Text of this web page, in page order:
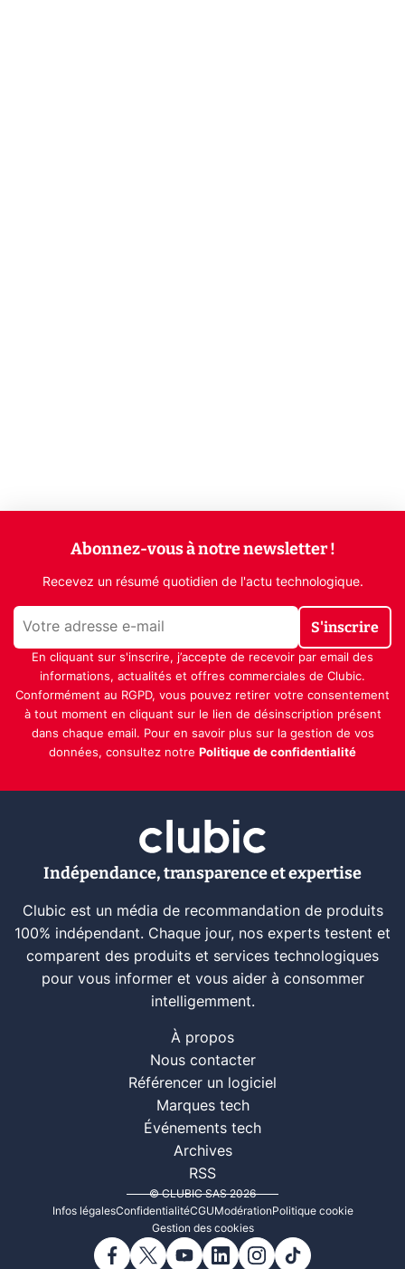
Abonnez-vous à notre newsletter !
Recevez un résumé quotidien de l'actu technologique.
S'inscrire
En cliquant sur s'inscrire, j’accepte de recevoir par email des
informations, actualités et offres commerciales de Clubic.
Conformément au RGPD, vous pouvez retirer votre consentement
à tout moment en cliquant sur le lien de désinscription présent
dans chaque email. Pour en savoir plus sur la gestion de vos
données, consultez notre Politique de confidentialité
Indépendance, transparence et expertise
Clubic est un média de recommandation de produits
100% indépendant. Chaque jour, nos experts testent et
comparent des produits et services technologiques
pour vous informer et vous aider à consommer
intelligemment.
À propos
Nous contacter
Référencer un logiciel
Marques tech
Événements tech
Archives
RSS
© CLUBIC SAS 2026
Infos légalesConfidentialitéCGUModérationPolitique cookie
Gestion des cookies